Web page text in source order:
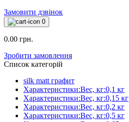
Замовити дзвінок
0
0.00 грн.
Зробити замовлення
Список категорій
silk matt графит
Характеристики:Вес, кг:0,1 кг
Характеристики:Вес, кг:0,15 кг
Характеристики:Вес, кг:0,2 кг
Характеристики:Вес, кг:0,5 кг